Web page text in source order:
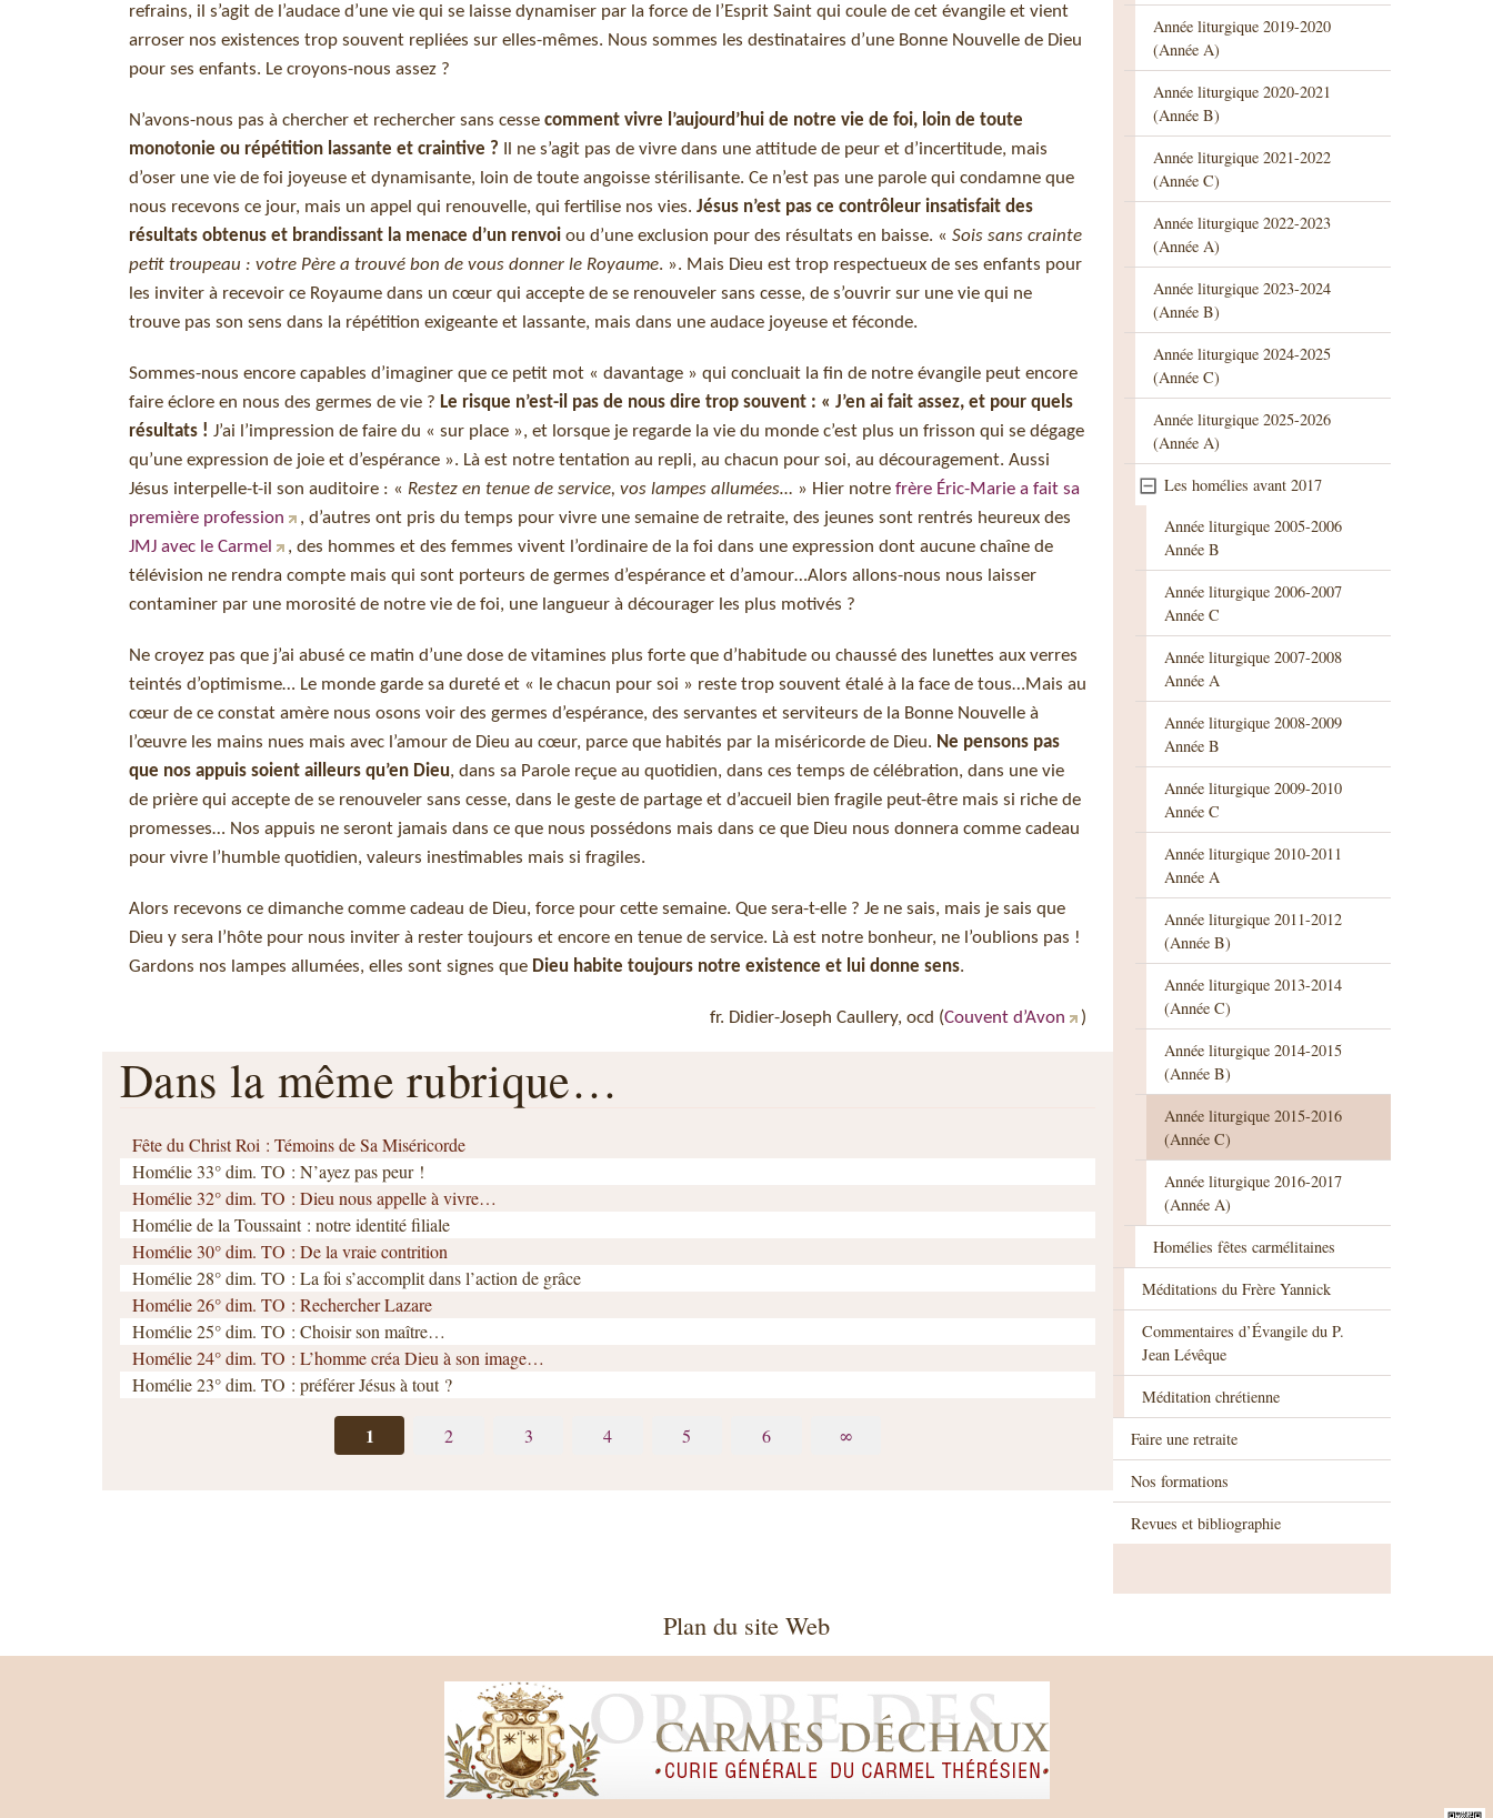
refrains, il s’agit de l’audace d’une vie qui se laisse dynamiser par la force de l’Esprit Saint qui coule de cet évangile et vient
arroser nos existences trop souvent repliées sur elles-mêmes. Nous sommes les destinataires d’une Bonne Nouvelle de Dieu
pour ses enfants. Le croyons-nous assez ?
N’avons-nous pas à chercher et rechercher sans cesse comment vivre l’aujourd’hui de notre vie de foi, loin de toute
monotonie ou répétition lassante et craintive ? Il ne s’agit pas de vivre dans une attitude de peur et d’incertitude, mais
d’oser une vie de foi joyeuse et dynamisante, loin de toute angoisse stérilisante. Ce n’est pas une parole qui condamne que
nous recevons ce jour, mais un appel qui renouvelle, qui fertilise nos vies. Jésus n’est pas ce contrôleur insatisfait des
résultats obtenus et brandissant la menace d’un renvoi ou d’une exclusion pour des résultats en baisse. « Sois sans crainte
petit troupeau : votre Père a trouvé bon de vous donner le Royaume. ». Mais Dieu est trop respectueux de ses enfants pour
les inviter à recevoir ce Royaume dans un cœur qui accepte de se renouveler sans cesse, de s’ouvrir sur une vie qui ne
trouve pas son sens dans la répétition exigeante et lassante, mais dans une audace joyeuse et féconde.
Sommes-nous encore capables d’imaginer que ce petit mot « davantage » qui concluait la fin de notre évangile peut encore
faire éclore en nous des germes de vie ? Le risque n’est-il pas de nous dire trop souvent : « J’en ai fait assez, et pour quels
résultats ! J’ai l’impression de faire du « sur place », et lorsque je regarde la vie du monde c’est plus un frisson qui se dégage
qu’une expression de joie et d’espérance ». Là est notre tentation au repli, au chacun pour soi, au découragement. Aussi
Jésus interpelle-t-il son auditoire : « Restez en tenue de service, vos lampes allumées… » Hier notre frère Éric-Marie a fait sa
première profession
, d’autres ont pris du temps pour vivre une semaine de retraite, des jeunes sont rentrés heureux des
JMJ avec le Carmel
, des hommes et des femmes vivent l’ordinaire de la foi dans une expression dont aucune chaîne de
télévision ne rendra compte mais qui sont porteurs de germes d’espérance et d’amour…Alors allons-nous nous laisser
contaminer par une morosité de notre vie de foi, une langueur à décourager les plus motivés ?
Ne croyez pas que j’ai abusé ce matin d’une dose de vitamines plus forte que d’habitude ou chaussé des lunettes aux verres
teintés d’optimisme… Le monde garde sa dureté et « le chacun pour soi » reste trop souvent étalé à la face de tous…Mais au
cœur de ce constat amère nous osons voir des germes d’espérance, des servantes et serviteurs de la Bonne Nouvelle à
l’œuvre les mains nues mais avec l’amour de Dieu au cœur, parce que habités par la miséricorde de Dieu. Ne pensons pas
que nos appuis soient ailleurs qu’en Dieu, dans sa Parole reçue au quotidien, dans ces temps de célébration, dans une vie
de prière qui accepte de se renouveler sans cesse, dans le geste de partage et d’accueil bien fragile peut-être mais si riche de
promesses… Nos appuis ne seront jamais dans ce que nous possédons mais dans ce que Dieu nous donnera comme cadeau
pour vivre l’humble quotidien, valeurs inestimables mais si fragiles.
Alors recevons ce dimanche comme cadeau de Dieu, force pour cette semaine. Que sera-t-elle ? Je ne sais, mais je sais que
Dieu y sera l’hôte pour nous inviter à rester toujours et encore en tenue de service. Là est notre bonheur, ne l’oublions pas !
Gardons nos lampes allumées, elles sont signes que Dieu habite toujours notre existence et lui donne sens.
fr. Didier-Joseph Caullery, ocd (Couvent d’Avon )
Dans la même rubrique…
Fête du Christ Roi : Témoins de Sa Miséricorde
Homélie 33° dim. TO : N’ayez pas peur !
Homélie 32° dim. TO : Dieu nous appelle à vivre…
Homélie de la Toussaint : notre identité filiale
Homélie 30° dim. TO : De la vraie contrition
Homélie 28° dim. TO : La foi s’accomplit dans l’action de grâce
Homélie 26° dim. TO : Rechercher Lazare
Homélie 25° dim. TO : Choisir son maître…
Homélie 24° dim. TO : L’homme créa Dieu à son image…
Homélie 23° dim. TO : préférer Jésus à tout ?
1 2 3 4 5 6 ∞
Année liturgique 2019-2020
(Année A)
Année liturgique 2020-2021
(Année B)
Année liturgique 2021-2022
(Année C)
Année liturgique 2022-2023
(Année A)
Année liturgique 2023-2024
(Année B)
Année liturgique 2024-2025
(Année C)
Année liturgique 2025-2026
(Année A)
Les homélies avant 2017
Année liturgique 2005-2006
Année B
Année liturgique 2006-2007
Année C
Année liturgique 2007-2008
Année A
Année liturgique 2008-2009
Année B
Année liturgique 2009-2010
Année C
Année liturgique 2010-2011
Année A
Année liturgique 2011-2012
(Année B)
Année liturgique 2013-2014
(Année C)
Année liturgique 2014-2015
(Année B)
Année liturgique 2015-2016
(Année C)
Année liturgique 2016-2017
(Année A)
Homélies fêtes carmélitaines
Méditations du Frère Yannick
Commentaires d’Évangile du P.
Jean Lévêque
Méditation chrétienne
Faire une retraite
Nos formations
Revues et bibliographie
Plan du site Web